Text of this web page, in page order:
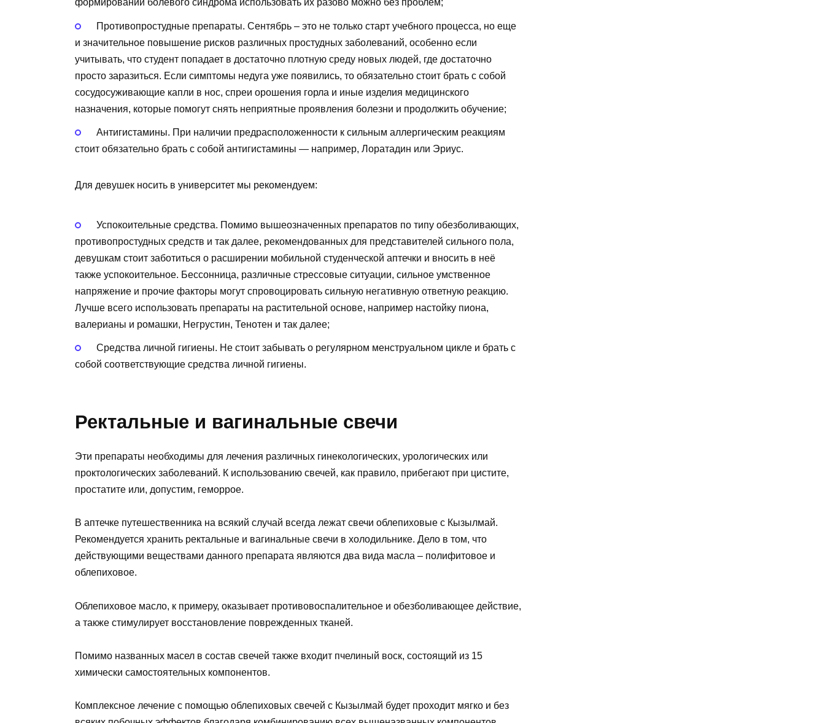
формировании болевого синдрома использовать их разово можно без проблем;
Противопростудные препараты. Сентябрь – это не только старт учебного процесса, но еще
и значительное повышение рисков различных простудных заболеваний, особенно если
учитывать, что студент попадает в достаточно плотную среду новых людей, где достаточно
просто заразиться. Если симптомы недуга уже появились, то обязательно стоит брать с собой
сосудосуживающие капли в нос, спреи орошения горла и иные изделия медицинского
назначения, которые помогут снять неприятные проявления болезни и продолжить обучение;
Антигистамины. При наличии предрасположенности к сильным аллергическим реакциям
стоит обязательно брать с собой антигистамины — например, Лоратадин или Эриус.
Для девушек носить в университет мы рекомендуем:
Успокоительные средства. Помимо вышеозначенных препаратов по типу обезболивающих,
противопростудных средств и так далее, рекомендованных для представителей сильного пола,
девушкам стоит заботиться о расширении мобильной студенческой аптечки и вносить в неё
также успокоительное. Бессонница, различные стрессовые ситуации, сильное умственное
напряжение и прочие факторы могут спровоцировать сильную негативную ответную реакцию.
Лучше всего использовать препараты на растительной основе, например настойку пиона,
валерианы и ромашки, Негрустин, Тенотен и так далее;
Средства личной гигиены. Не стоит забывать о регулярном менструальном цикле и брать с
собой соответствующие средства личной гигиены.
Ректальные и вагинальные свечи
Эти препараты необходимы для лечения различных гинекологических, урологических или
проктологических заболеваний. К использованию свечей, как правило, прибегают при цистите,
простатите или, допустим, геморрое.
В аптечке путешественника на всякий случай всегда лежат свечи облепиховые с Кызылмай.
Рекомендуется хранить ректальные и вагинальные свечи в холодильнике. Дело в том, что
действующими веществами данного препарата являются два вида масла – полифитовое и
облепиховое.
Облепиховое масло, к примеру, оказывает противовоспалительное и обезболивающее действие,
а также стимулирует восстановление поврежденных тканей.
Помимо названных масел в состав свечей также входит пчелиный воск, состоящий из 15
химически самостоятельных компонентов.
Комплексное лечение с помощью облепиховых свечей с Кызылмай будет проходит мягко и без